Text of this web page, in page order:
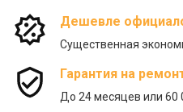
Дешевле
Существенная
Гарантия на
До 24 месяцев или 60